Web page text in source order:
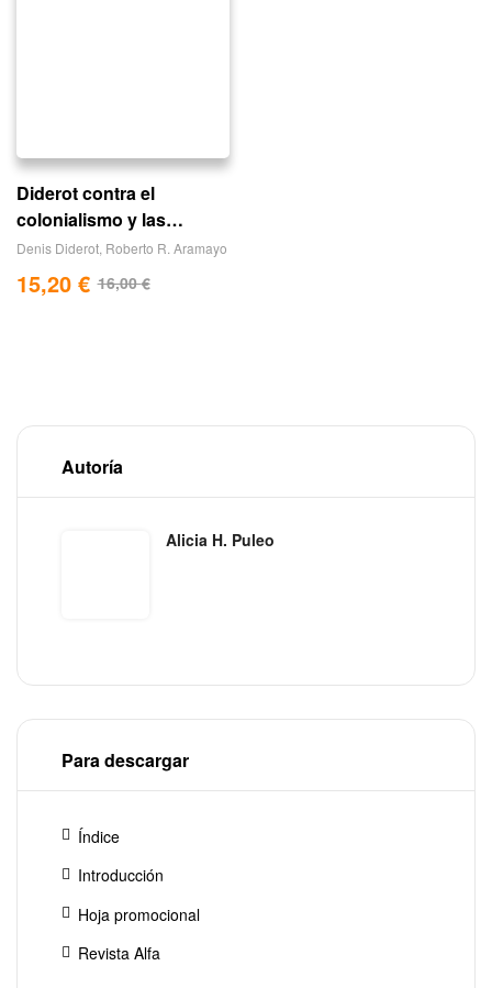
Diderot contra el
colonialismo y las
tiranías
Denis Diderot Roberto R. Aramayo
16,00€
15,20 €
Autoría
Alicia H. Puleo
Para descargar
Índice
Introducción
Hoja promocional
Revista Alfa